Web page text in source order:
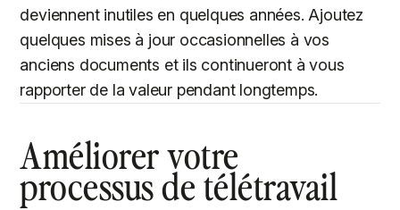
deviennent inutiles en quelques années. Ajoutez
quelques mises à jour occasionnelles à vos
anciens documents et ils continueront à vous
rapporter de la valeur pendant longtemps.
Améliorer votre
processus de télétravail